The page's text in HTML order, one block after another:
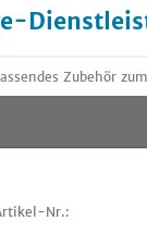
Zubehör
Nr.: